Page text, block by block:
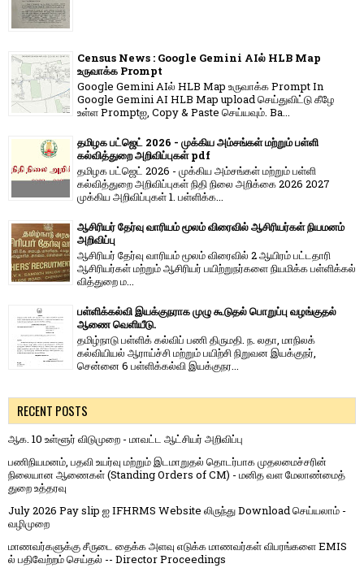
Census News : Google Gemini AIல் HLB Map
உருவாக்க Prompt
Google Gemini AIல் HLB Map உருவாக்க Prompt In
Google Gemini AI HLB Map upload செய்துவிட்டு கீழே
உள்ள Promptஐ, Copy & Paste செய்யவும். Ba...
தமிழக பட்ஜெட் 2026 - முக்கிய அம்சங்கள் மற்றும் பள்ளி
கல்வித்துறை அறிவிப்புகள் pdf
தமிழக பட்ஜெட் 2026 - முக்கிய அம்சங்கள் மற்றும் பள்ளி
கல்வித்துறை அறிவிப்புகள் நிதி நிலை அறிக்கை 2026 2027
முக்கிய அறிவிப்புகள் 1. பள்ளிக்க...
ஆசிரியர் தேர்வு வாரியம் மூலம் விரைவில் ஆசிரியர்கள் நியமனம்
அறிவிப்பு
ஆசிரியர் தேர்வு வாரி​யம் மூலம் விரை​வில் 2 ஆயிரம் பட்​ட​தாரி
ஆசிரியர்​கள் மற்​றும் ஆசிரியர் பயிற்றுநர்​களை நியமிக்க பள்​ளிக்​கல்​
வித்​துறை ம...
பள்ளிக்கல்வி இயக்குநராக முழு கூடுதல் பொறுப்பு வழங்குதல்
ஆணை வெளியீடு.
தமிழ்நாடு பள்ளிக் கல்விப் பணி திருமதி. ந. லதா, மாநிலக்
கல்வியியல் ஆராய்ச்சி மற்றும் பயிற்சி நிறுவன இயக்குநர்,
சென்னை 6 பள்ளிக்கல்வி இயக்குநர...
RECENT POSTS
ஆக. 10 உள்ளூர் விடுமுறை - மாவட்ட ஆட்சியர் அறிவிப்பு
பணிநியமனம், பதவி உயர்வு மற்றும் இடமாறுதல் தொடர்பாக முதலமைச்சரின்
நிலையான ஆணைகள் (Standing Orders of CM) - மனித வள மேலாண்மைத்
துறை உத்தரவு
July 2026 Pay slip ஐ IFHRMS Website லிருந்து Download செய்யலாம் -
வழிமுறை
மாணவர்களுக்கு சீருடை தைக்க அளவு எடுக்க மாணவர்கள் விபரங்களை EMIS
ல் பதிவேற்றம் செய்தல் -- Director Proceedings